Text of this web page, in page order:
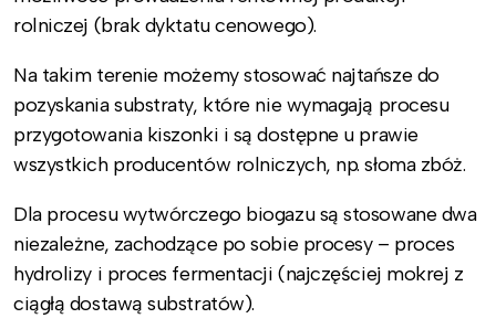
rolniczej (brak dyktatu cenowego).
Na takim terenie możemy stosować najtańsze do
pozyskania substraty, które nie wymagają procesu
przygotowania kiszonki i są dostępne u prawie
wszystkich producentów rolniczych, np. słoma zbóż.
Dla procesu wytwórczego biogazu są stosowane dwa
niezależne, zachodzące po sobie procesy – proces
hydrolizy i proces fermentacji (najczęściej mokrej z
ciągłą dostawą substratów).